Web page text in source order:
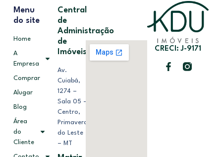
CRECI: J-9171
Menu
do site
Home
A
Empresa
Comprar
Alugar
Blog
Área
do
Cliente
Central
de
Administração
de
Imóveis
Av.
Cuiabá,
1274 –
Sala 05 –
Centro,
Primavera
do Leste
– MT